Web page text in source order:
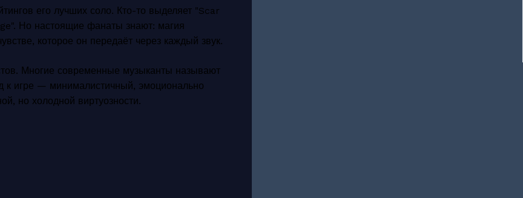
его лучших соло. Кто-то выделяет "Scar
Но настоящие фанаты знают: магия
которое он передаёт через каждый звук.
Многие современные музыканты называют
к игре — минималистичный, эмоционально
но холодной виртуозности.